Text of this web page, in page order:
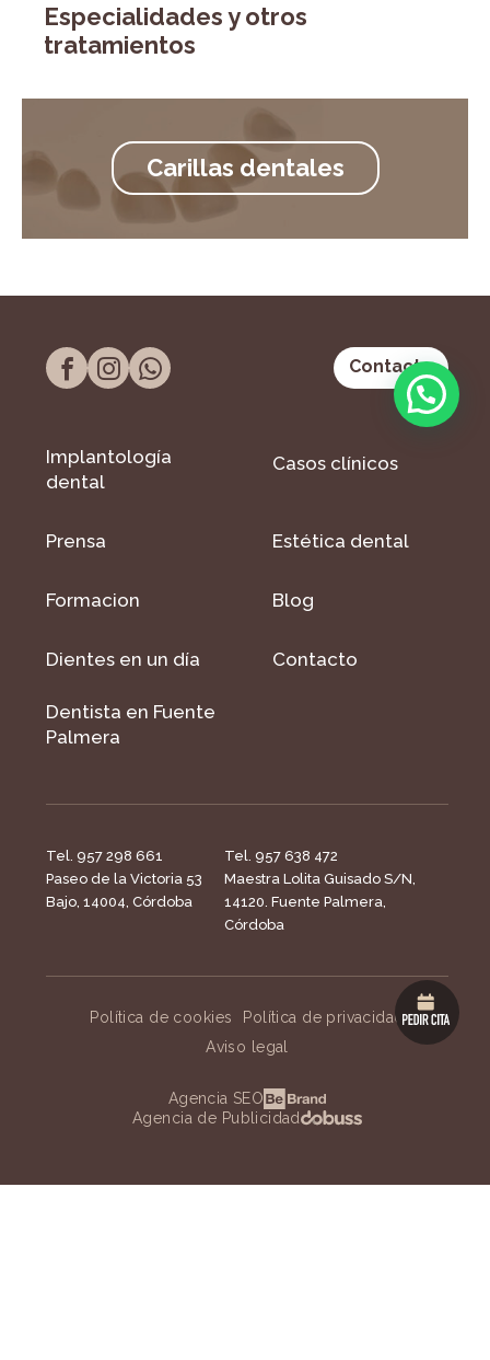
Especialidades y otros
tratamientos
Carillas dentales
Contacto
Implantología
dental
Casos clínicos
Prensa Estética dental
Formacion Blog
Dientes en un día Contacto
Dentista en Fuente
Palmera
Tel. 957 298 661
Paseo de la Victoria 53
Bajo, 14004, Córdoba
Tel. 957 638 472
Maestra Lolita Guisado S/N,
14120. Fuente Palmera,
Córdoba
Política de cookies
Política de privacidad
Aviso legal
Agencia SEO
Agencia de Publicidad